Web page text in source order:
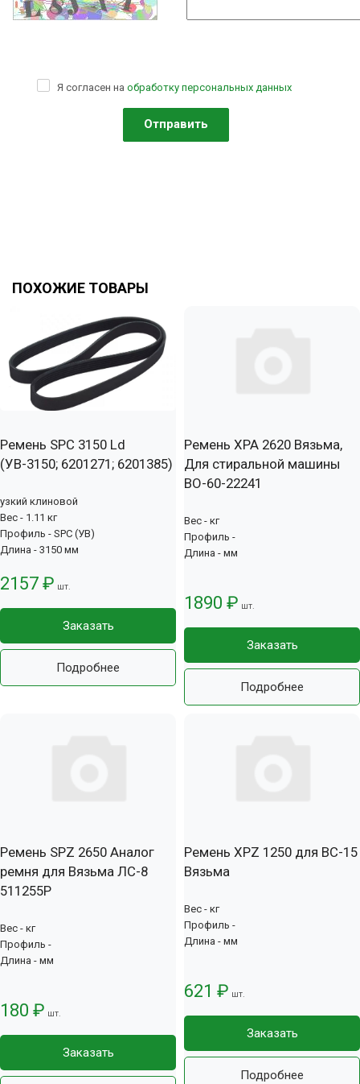
Я согласен на обработку персональных данных
ПОХОЖИЕ ТОВАРЫ
Ремень SPC 3150 Ld
(УВ-3150; 6201271; 6201385)
узкий клиновой
Вес - 1.11 кг
Профиль - SPC (УВ)
Длина - 3150 мм
2157 ₽ шт.
Заказать
Подробнее
Ремень XPA 2620 Вязьма,
Для стиральной машины
ВО-60-22241
Вес - кг
Профиль -
Длина - мм
1890 ₽ шт.
Заказать
Подробнее
Ремень SPZ 2650 Аналог
ремня для Вязьма ЛС-8
511255Р
Вес - кг
Профиль -
Длина - мм
180 ₽ шт.
Заказать
Ремень XPZ 1250 для ВС-15
Вязьма
Вес - кг
Профиль -
Длина - мм
621 ₽ шт.
Заказать
Подробнее